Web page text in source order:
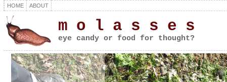
HOME ABOUT
m o l a s s e s
eye candy or food for thought?